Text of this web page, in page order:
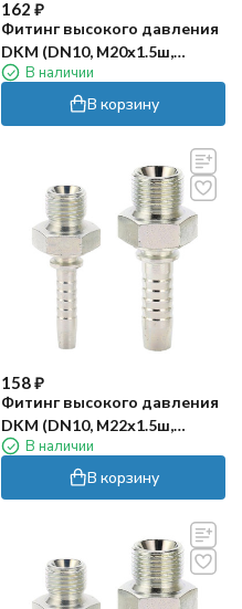
162 ₽
Фитинг высокого давления
DKM (DN10, М20х1.5ш,
оцинк) Robin
В наличии
В корзину
158₽
Фитинг высокого давления
DKM (DN10, М22х1.5ш,
оцинк) Robin
В наличии
В корзину